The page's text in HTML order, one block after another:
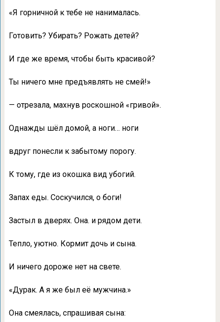
«Я горничной к тебе не нанималась.
Готовить? Убирать? Рожать детей?
И где же время, чтобы быть красивой?
Ты ничего мне предъявлять не смей!»
— отрезала, махнув роскошной «гривой».
Однажды шёл домой, а ноги… ноги
вдруг понесли к забытому порогу.
К тому, где из окошка вид убогий.
Запах еды. Соскучился, о боги!
Застыл в дверях. Она. и рядом дети.
Тепло, уютно. Кормит дочь и сына.
И ничего дороже нет на свете.
«Дурак. А я же был её мужчина.»
Она смеялась, спрашивая сына: